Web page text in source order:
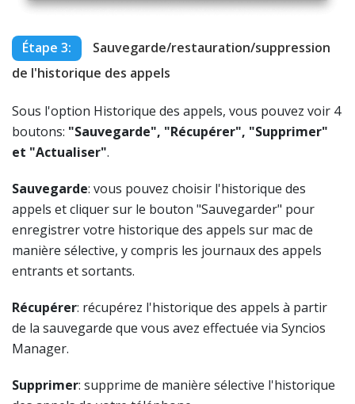
Étape 3:
Sauvegarde/restauration/suppression
de l'historique des appels
Sous l'option Historique des appels, vous pouvez voir 4
boutons: "Sauvegarde", "Récupérer", "Supprimer"
et "Actualiser".
Sauvegarde: vous pouvez choisir l'historique des
appels et cliquer sur le bouton "Sauvegarder" pour
enregistrer votre historique des appels sur mac de
manière sélective, y compris les journaux des appels
entrants et sortants.
Récupérer: récupérez l'historique des appels à partir
de la sauvegarde que vous avez effectuée via Syncios
Manager.
Supprimer: supprime de manière sélective l'historique